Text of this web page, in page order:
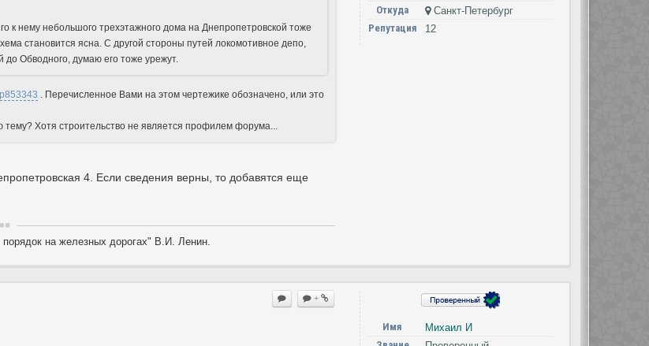
к нему небольшого трехэтажного дома на Днепропетровской тоже
становится ясна. С другой стороны путей локомотивное депо,
до Обводного, думаю его тоже урежут.
. Перечисленное Вами на этом чертежике обозначено, или это
Хотя строительство не является профилем форума...
4. Если сведения верны, то добавятся еще
на железных дорогах" В.И. Ленин.
Откуда
Санкт-Петербург
Репутация
12
+
Имя
Михаил И